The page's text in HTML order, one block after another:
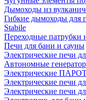
Дымоходы из
Гибкие дымоходы для
Stabile
Переходные патрубки
Печи для бани и сауны
Электрические печи
Автономные
Электрические
Электрические печи
Электрические печи